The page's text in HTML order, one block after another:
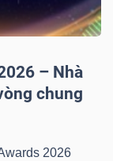
– Nhà
chung
2026